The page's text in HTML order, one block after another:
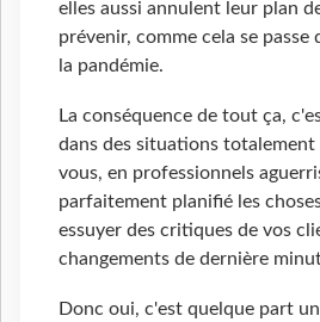
elles aussi annulent leur plan
prévenir, comme cela se passe
la pandémie.
La conséquence de tout ça,
dans des situations totalement
vous, en professionnels
parfaitement planifié les
essuyer des critiques de vos
changements de dernière
Donc oui, c'est quelque part